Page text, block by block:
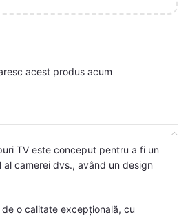
acest produs acum
TV este conceput pentru a fi un
camerei dvs., având un design
o calitate excepțională, cu